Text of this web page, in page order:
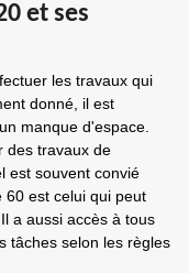
et ses
les travaux qui
donné, il est
manque d'espace.
des travaux de
est souvent convié
60 est celui qui peut
a aussi accès à tous
tâches selon les règles